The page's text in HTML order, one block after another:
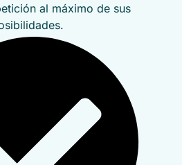
al máximo de sus